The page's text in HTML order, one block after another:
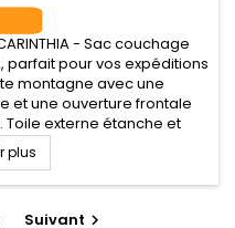
- Sac couchage
parfait pour vos expéditions
montagne avec une
et une ouverture frontale
externe étanche et
la neige. Température
12°C
plus
Suivant 